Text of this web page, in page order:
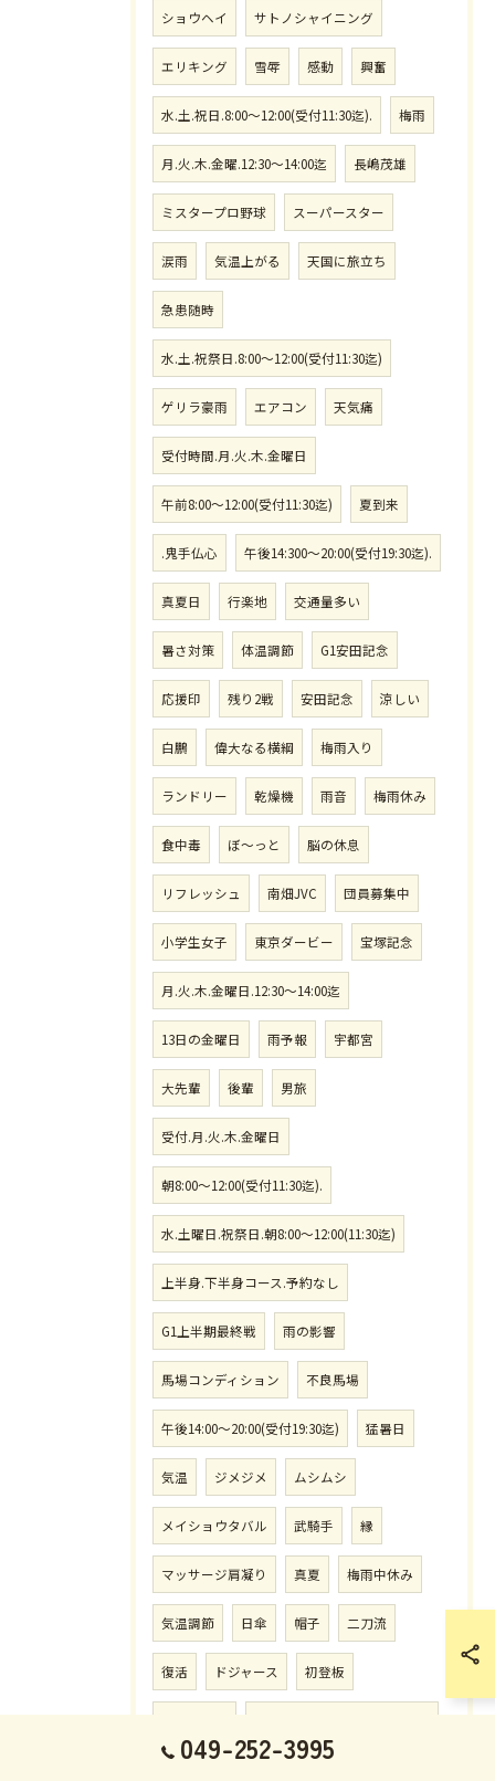
ショウヘイ サトノシャイニング
エリキング 雪辱 感動 興奮
水.土.祝日.8:00〜12:00(受付11:30迄). 梅雨
月.火.木.金曜.12:30〜14:00迄 長嶋茂雄
ミスタープロ野球 スーパースター
涙雨 気温上がる 天国に旅立ち
急患随時
水.土.祝祭日.8:00〜12:00(受付11:30迄)
ゲリラ豪雨 エアコン 天気痛
受付時間.月.火.木.金曜日
午前8:00〜12:00(受付11:30迄) 夏到来
.鬼手仏心 午後14:300〜20:00(受付19:30迄).
真夏日 行楽地 交通量多い
暑さ対策 体温調節 G1安田記念
応援印 残り2戦 安田記念 涼しい
白鵬 偉大なる横綱 梅雨入り
ランドリー 乾燥機 雨音 梅雨休み
食中毒 ぼ〜っと 脳の休息
リフレッシュ 南畑JVC 団員募集中
小学生女子 東京ダービー 宝塚記念
月.火.木.金曜日.12:30〜14:00迄
13日の金曜日 雨予報 宇都宮
大先輩 後輩 男旅
受付.月.火.木.金曜日
朝8:00〜12:00(受付11:30迄).
水.土曜日.祝祭日.朝8:00〜12:00(11:30迄)
上半身.下半身コース.予約なし
G1上半期最終戦 雨の影響
馬場コンディション 不良馬場
午後14:00〜20:00(受付19:30迄) 猛暑日
気温 ジメジメ ムシムシ
メイショウタバル 武騎手 縁
マッサージ肩凝り 真夏 梅雨中休み
気温調節 日傘 帽子 二刀流
復活 ドジャース 初登板
049-252-3995